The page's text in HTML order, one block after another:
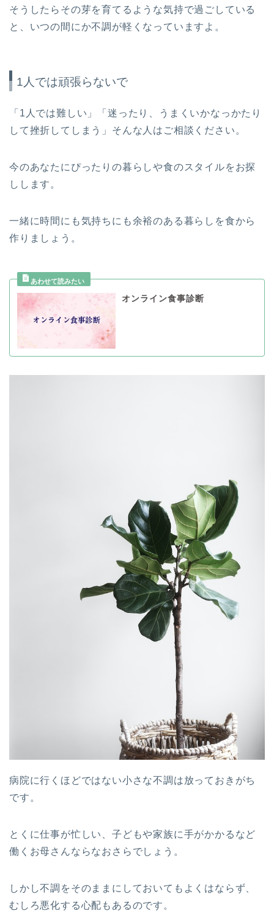
そうしたらその芽を育てるような気持で過ごしている
と、いつの間にか不調が軽くなっていますよ。
1人では頑張らないで
「1人では難しい」「迷ったり、うまくいかなっかたり
して挫折してしまう」そんな人はご相談ください。
今のあなたにぴったりの暮らしや食のスタイルをお探
しします。
一緒に時間にも気持ちにも余裕のある暮らしを食から
作りましょう。
オンライン食事診断
病院に行くほどではない小さな不調は放っておきがち
です。
とくに仕事が忙しい、子どもや家族に手がかかるなど
働くお母さんならなおさらでしょう。
しかし不調をそのままにしておいてもよくはならず、
むしろ悪化する心配もあるのです。